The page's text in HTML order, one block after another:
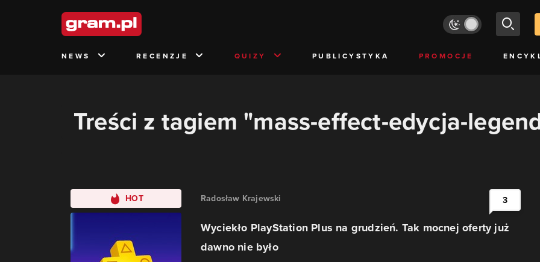
NEWS RECENZJE QUIZY PUBLICYSTYKA PROMOCJE
Treści z tagiem "mass-effect-edycja-
HOT Radosław Krajewski
Wyciekło PlayStation Plus na grudzień. Tak mocnej oferty już
dawno nie było
3